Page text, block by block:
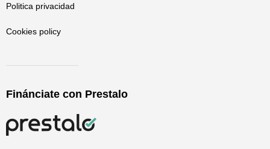
Politica privacidad
Cookies policy
Finánciate con Prestalo